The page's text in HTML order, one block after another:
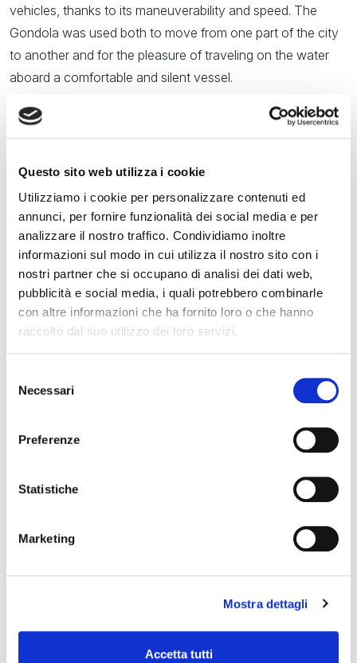
Questo sito web utilizza i cookie
Utilizziamo i cookie per personalizzare contenuti ed
annunci, per fornire funzionalità dei social media e per
analizzare il nostro traffico. Condividiamo inoltre
informazioni sul modo in cui utilizza il nostro sito con i
nostri partner che si occupano di analisi dei dati web,
pubblicità e social media, i quali potrebbero combinarle
con altre informazioni che ha fornito loro o che hanno
raccolto dal suo utilizzo dei loro servizi.
delNecessari
Preferenze
Statistiche
Marketing
Mostra dettagli
Accetta tutti
10:30 - 18:30
Sunday
10:30 - 18:30
vehicles, thanks to its maneuverability and speed. The
Gondola was used both to move from one part of the city
to another and for the pleasure of traveling on the water
aboard a comfortable and silent vessel.
A marvelous and timeless boat in which one could enjoy
the cool breeze on warm summer nights, showcase their
on neighboring gondolas.
The Gondola is not just a boat but a private territory that
becomes a home, an embassy, a gambling den, a love
nest…
Gondola strollsalong Rio delle Galeazze, thanks to
Associazione Gondolieri Venezia.